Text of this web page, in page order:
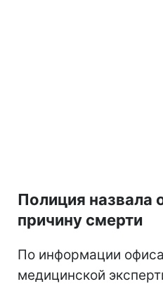
Полиция назвала
причину смерти
По информации
медицинской